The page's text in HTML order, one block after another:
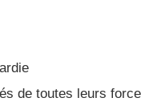
de toutes leurs